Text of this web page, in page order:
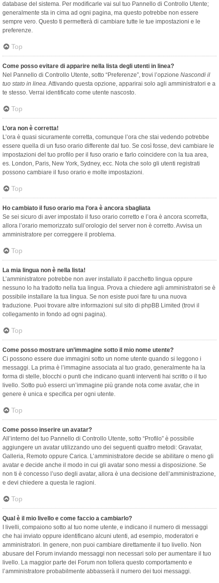
database del sistema. Per modificarle vai sul tuo Pannello di Controllo Utente;
generalmente sta in cima ad ogni pagina, ma questo potrebbe non essere
sempre vero. Questo ti permetterà di cambiare tutte le tue impostazioni e le
preferenze.
Top
Come posso evitare di apparire nella lista degli utenti in linea?
Nel Pannello di Controllo Utente, sotto “Preferenze”, trovi l’opzione Nascondi il
tuo stato in linea. Attivando questa opzione, apparirai solo agli amministratori e a
te stesso. Verrai identificato come utente nascosto.
Top
L’ora non è corretta!
L’ora è quasi sicuramente corretta, comunque l’ora che stai vedendo potrebbe
essere quella di un fuso orario differente dal tuo. Se così fosse, devi cambiare le
impostazioni del tuo profilo per il fuso orario e farlo coincidere con la tua area,
es. London, Paris, New York, Sydney, ecc. Nota che solo gli utenti registrati
possono cambiare il fuso orario e molte impostazioni.
Top
Ho cambiato il fuso orario ma l’ora è ancora sbagliata
Se sei sicuro di aver impostato il fuso orario corretto e l’ora è ancora scorretta,
allora l’orario memorizzato sull’orologio del server non è corretto. Avvisa un
amministratore per correggere il problema.
Top
La mia lingua non è nella lista!
L’amministratore potrebbe non aver installato il pacchetto lingua oppure
nessuno lo ha tradotto nella tua lingua. Prova a chiedere agli amministratori se è
possibile installare la tua lingua. Se non esiste puoi fare tu una nuova
traduzione. Puoi trovare altre informazioni sul sito di phpBB Limited (trovi il
collegamento in fondo ad ogni pagina).
Top
Come posso mostrare un’immagine sotto il mio nome utente?
Ci possono essere due immagini sotto un nome utente quando si leggono i
messaggi. La prima è l’immagine associata al tuo grado, generalmente ha la
forma di stelle, blocchi o punti che indicano quanti interventi hai scritto o il tuo
livello. Sotto può esserci un’immagine più grande nota come avatar, che in
genere è unica e specifica per ogni utente.
Top
Come posso inserire un avatar?
All’interno del tuo Pannello di Controllo Utente, sotto “Profilo” è possibile
aggiungere un avatar utilizzando uno dei seguenti quattro metodi: Gravatar,
Galleria, Remoto oppure Carica. L’amministratore decide se abilitare o meno gli
avatar e decide anche il modo in cui gli avatar sono messi a disposizione. Se
non ti è concesso l’uso degli avatar, allora è una decisione dell’amministrazione,
e devi chiedere a questa le ragioni.
Top
Qual è il mio livello e come faccio a cambiarlo?
I livelli, compaiono sotto al tuo nome utente, e indicano il numero di messaggi
che hai inviato oppure identificano alcuni utenti, ad esempio, moderatori e
amministratori. In genere, non puoi cambiare direttamente il tuo livello. Non
abusare del Forum inviando messaggi non necessari solo per aumentare il tuo
livello. La maggior parte dei Forum non tollera questo comportamento e
l’amministratore probabilmente abbasserà il numero dei tuoi messaggi.